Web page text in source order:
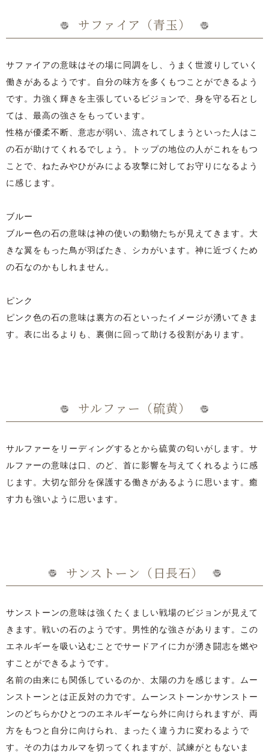
サファイア（青玉）
サファイアの意味はその場に同調をし、うまく世渡りしていく
働きがあるようです。自分の味方を多くもつことができるよう
です。力強く輝きを主張しているビジョンで、身を守る石とし
ては、最高の強さをもっています。
性格が優柔不断、意志が弱い、流されてしまうといった人はこ
の石が助けてくれるでしょう。トップの地位の人がこれをもつ
ことで、ねたみやひがみによる攻撃に対してお守りになるよう
に感じます。
ブルー
ブルー色の石の意味は神の使いの動物たちが見えてきます。大
きな翼をもった鳥が羽ばたき、シカがいます。神に近づくため
の石なのかもしれません。
ピンク
ピンク色の石の意味は裏方の石といったイメージが湧いてきま
す。表に出るよりも、裏側に回って助ける役割があります。
サルファー（硫黄）
サルファーをリーディングするとから硫黄の匂いがします。サ
ルファーの意味は口、のど、首に影響を与えてくれるように感
じます。大切な部分を保護する働きがあるように思います。癒
す力も強いように思います。
サンストーン（日長石）
サンストーンの意味は強くたくましい戦場のビジョンが見えて
きます。戦いの石のようです。男性的な強さがあります。この
エネルギーを吸い込むことでサードアイに力が湧き闘志を燃や
すことができるようです。
名前の由来にも関係しているのか、太陽の力を感じます。ムー
ンストーンとは正反対の力です。ムーンストーンかサンストー
ンのどちらかひとつのエネルギーなら外に向けられますが、両
方をもつと自分に向けられ、まったく違う力に変わるようで
す。その力はカルマを切ってくれますが、試練がともないま